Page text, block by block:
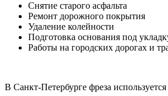
Снятие старого асфальта
Ремонт дорожного покрытия
Удаление колейности
Подготовка основания под
Работы на городских дорогах и
В Санкт-Петербурге фреза